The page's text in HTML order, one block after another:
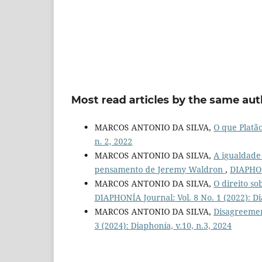
Most read articles by the same
MARCOS ANTONIO DA SILVA, O que
n. 2, 2022
MARCOS ANTONIO DA SILVA, A
pensamento de Jeremy Waldron ,
MARCOS ANTONIO DA SILVA, O direito
DIAPHONÍA Journal: Vol. 8 No. 1 (2022):
MARCOS ANTONIO DA SILVA,
3 (2024): Diaphonía, v.10, n.3, 2024